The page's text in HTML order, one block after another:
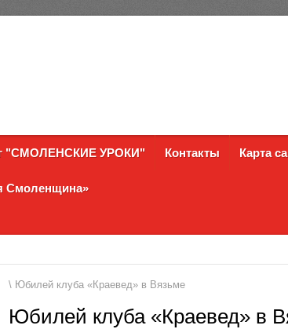
"СМОЛЕНСКИЕ УРОКИ" Контакты Карта
Смоленщина»
\ Юбилей клуба «Краевед» в Вязьме
Юбилей клуба «Краевед» в